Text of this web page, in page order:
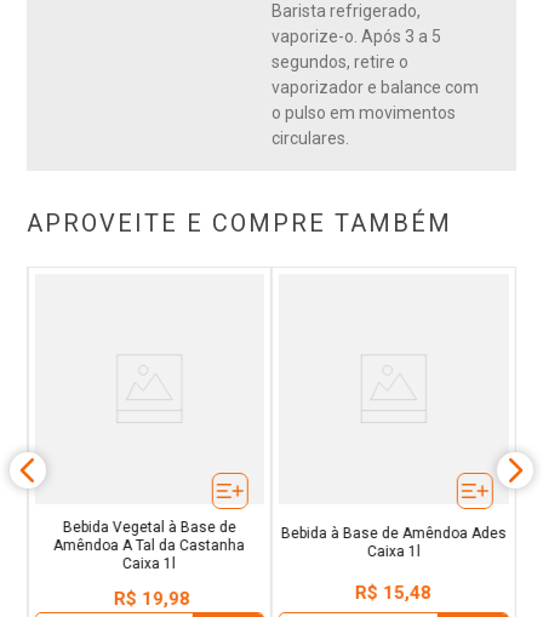
Barista refrigerado,
vaporize-o. Após 3 a 5
segundos, retire o
vaporizador e balance com
o pulso em movimentos
circulares.
APROVEITE E COMPRE TAMBÉM
Bebida Vegetal à Base de
Amêndoa A Tal da Castanha
Caixa 1l
R$ 19,98
Bebida à Base de Amêndoa Ades
Caixa 1l
R$ 15,48